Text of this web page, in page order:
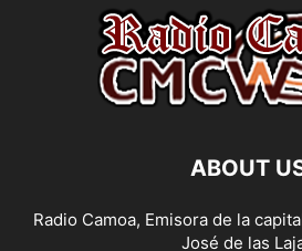
ABOUT
Radio Camoa, Emisora de la
José de las